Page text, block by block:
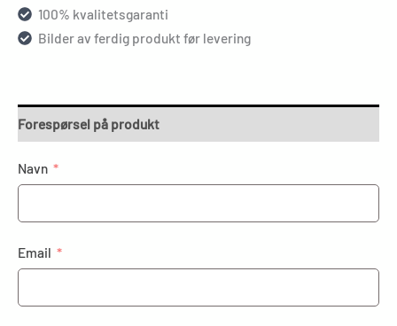
100% kvalitetsgaranti
Bilder av ferdig produkt før levering
Forespørsel på produkt
Navn
Email